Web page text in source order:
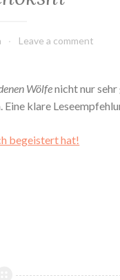
Leave a comment
Wölfenicht nur
klare
begeistert hat!